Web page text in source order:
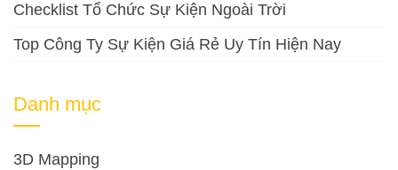
Checklist Tổ Chức Sự Kiện Ngoài Trời
Top Công Ty Sự Kiện Giá Rẻ Uy Tín Hiện Nay
Danh mục
3D Mapping